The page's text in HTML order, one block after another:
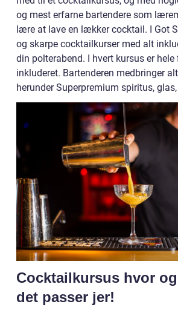
og mest erfarne bartendere som
lære at lave en lækker cocktail. I Got
og skarpe cocktailkurser med alt
din polterabend. I hvert kursus er
inkluderet. Bartenderen medbringer
herunder Superpremium spiritus,
Cocktailkursus hvor
det passer jer!